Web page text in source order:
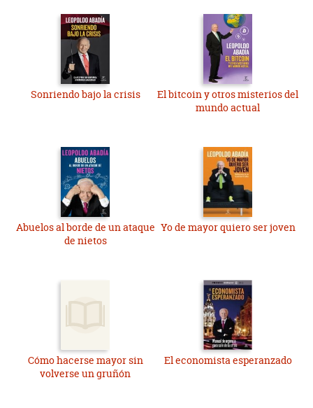
Sonriendo bajo la crisis
El bitcoin y otros misterios del
mundo actual
Abuelos al borde de un ataque
de nietos
Yo de mayor quiero ser joven
Cómo hacerse mayor sin
volverse un gruñón
El economista esperanzado